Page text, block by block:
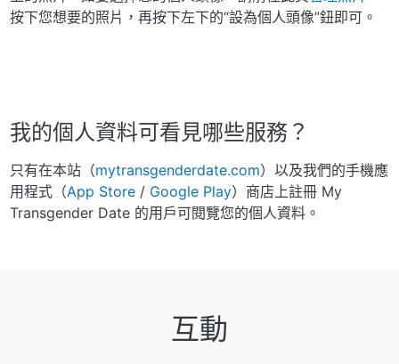
按下您想要的照片，再按下左下的“設為個人頭像”鈕即可。
我的個人資料可看見哪些服務？
只有在本站（mytransgenderdate.com）以及我們的手機應
用程式（App Store / Google Play）商店上註冊 My
Transgender Date 的用戶可閱覽您的個人資料。
互動